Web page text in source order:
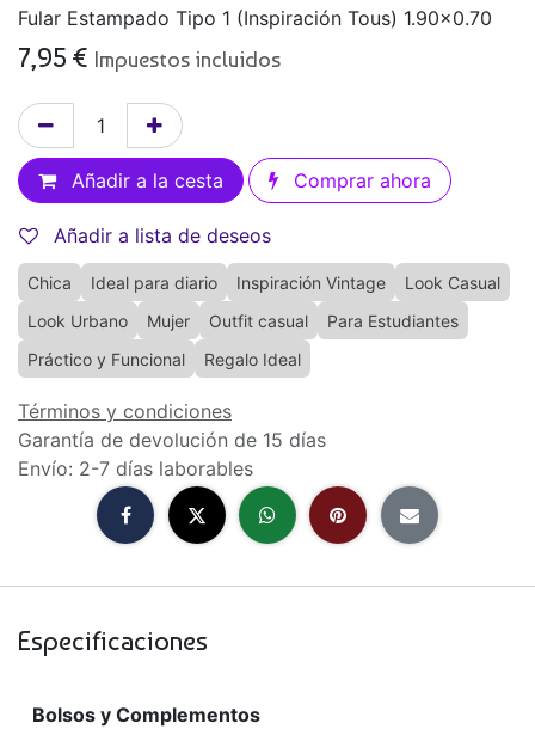
Fular Estampado Tipo 1 (Inspiración Tous) 1.90x0.70
7,95 € Impuestos incluidos
Añadir a la cesta Comprar ahora
Añadir a lista de deseos
Chica Ideal para diario Inspiración Vintage
Look Casual
Look Urbano
Mujer Outfit casual
Para Estudiantes
Práctico y Funcional
Regalo Ideal
Términos y condiciones
Garantía de devolución de 15 días
Envío: 2-7 días laborables
Especificaciones
Bolsos y Complementos